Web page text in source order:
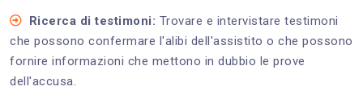
Ricerca di testimoni: Trovare e intervistare testimoni
che possono confermare l'alibi dell'assistito o che possono
fornire informazioni che mettono in dubbio le prove
dell'accusa.